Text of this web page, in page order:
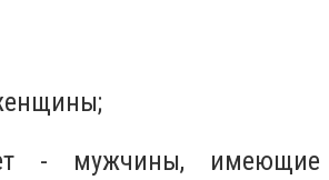
- мужчины, имеющие